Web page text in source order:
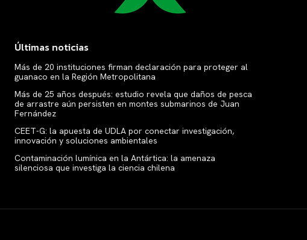
Últimas noticias
Más de 20 instituciones firman declaración para proteger al
guanaco en la Región Metropolitana
Más de 25 años después: estudio revela que daños de pesca
de arrastre aún persisten en montes submarinos de Juan
Fernández
CEET-G: la apuesta de UDLA por conectar investigación,
innovación y soluciones ambientales
Contaminación lumínica en la Antártica: la amenaza
silenciosa que investiga la ciencia chilena